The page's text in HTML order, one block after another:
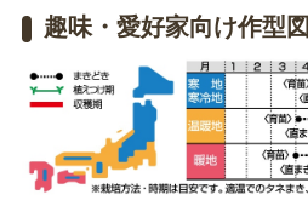
趣味・愛好家向け作型図